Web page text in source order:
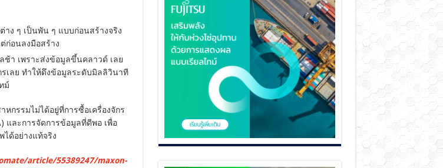
าง ๆ เป็นพัน ๆ แบบก่อนสร้างจริง
ก่อนลงมือสร้าง
ช้า เพราะส่งข้อมูลขึ้นคลาวด์ เลย
รเลย ทำให้ดึงข้อมูลระดับมิลลิวินาที
ม์
กรรมไม่ได้อยู่ที่การซื้อเครื่องจักร
และการจัดการข้อมูลที่ดีพอ เพื่อ
ด้อย่างแท้จริง
article/55389247/maxon-